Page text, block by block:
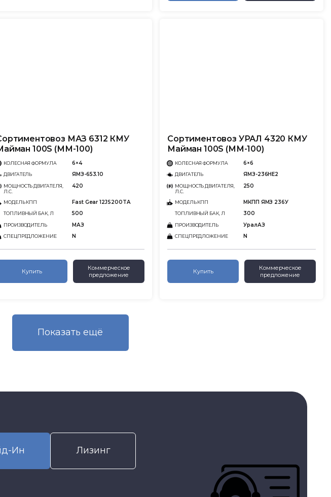
МАЗ 6312 КМУ
100S (ММ-100)
КОЛЕСНАЯ ФОРМУЛА 6×4
ДВИГАТЕЛЬ ЯМЗ-653.10
МОЩНОСТЬ ДВИГАТЕЛЯ,
Л.С.
420
МОДЕЛЬ КПП Fast Gear 12JS200TA
ТОПЛИВНЫЙ БАК, Л 500
ПРОИЗВОДИТЕЛЬ МАЗ
СПЕЦПРЕДЛОЖЕНИЕ N
Купить
Коммерческое
предложение
Сортиментовоз УРАЛ 4320 КМУ
Майман 100S (ММ-100)
КОЛЕСНАЯ ФОРМУЛА 6×6
ДВИГАТЕЛЬ ЯМЗ-236НЕ2
МОЩНОСТЬ ДВИГАТЕЛЯ,
Л.С.
250
МОДЕЛЬ КПП МКПП ЯМЗ 236У
ТОПЛИВНЫЙ БАК, Л 300
ПРОИЗВОДИТЕЛЬ УралАЗ
СПЕЦПРЕДЛОЖЕНИЕ N
Купить
Коммерческое
предложение
Показать eщё
Ин Лизинг